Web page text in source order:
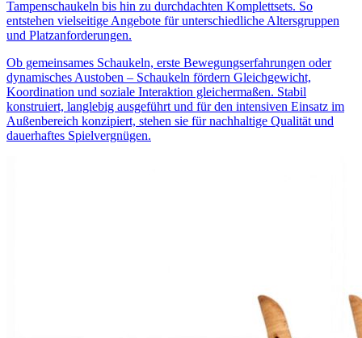
Tampenschaukeln bis hin zu durchdachten Komplettsets. So
entstehen vielseitige Angebote für unterschiedliche Altersgruppen
und Platzanforderungen.
Ob gemeinsames Schaukeln, erste Bewegungserfahrungen oder
dynamisches Austoben – Schaukeln fördern Gleichgewicht,
Koordination und soziale Interaktion gleichermaßen. Stabil
konstruiert, langlebig ausgeführt und für den intensiven Einsatz im
Außenbereich konzipiert, stehen sie für nachhaltige Qualität und
dauerhaftes Spielvergnügen.